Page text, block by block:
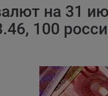
на 31
100